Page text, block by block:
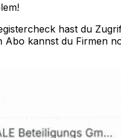
hast du
Abo kannst du Firmen